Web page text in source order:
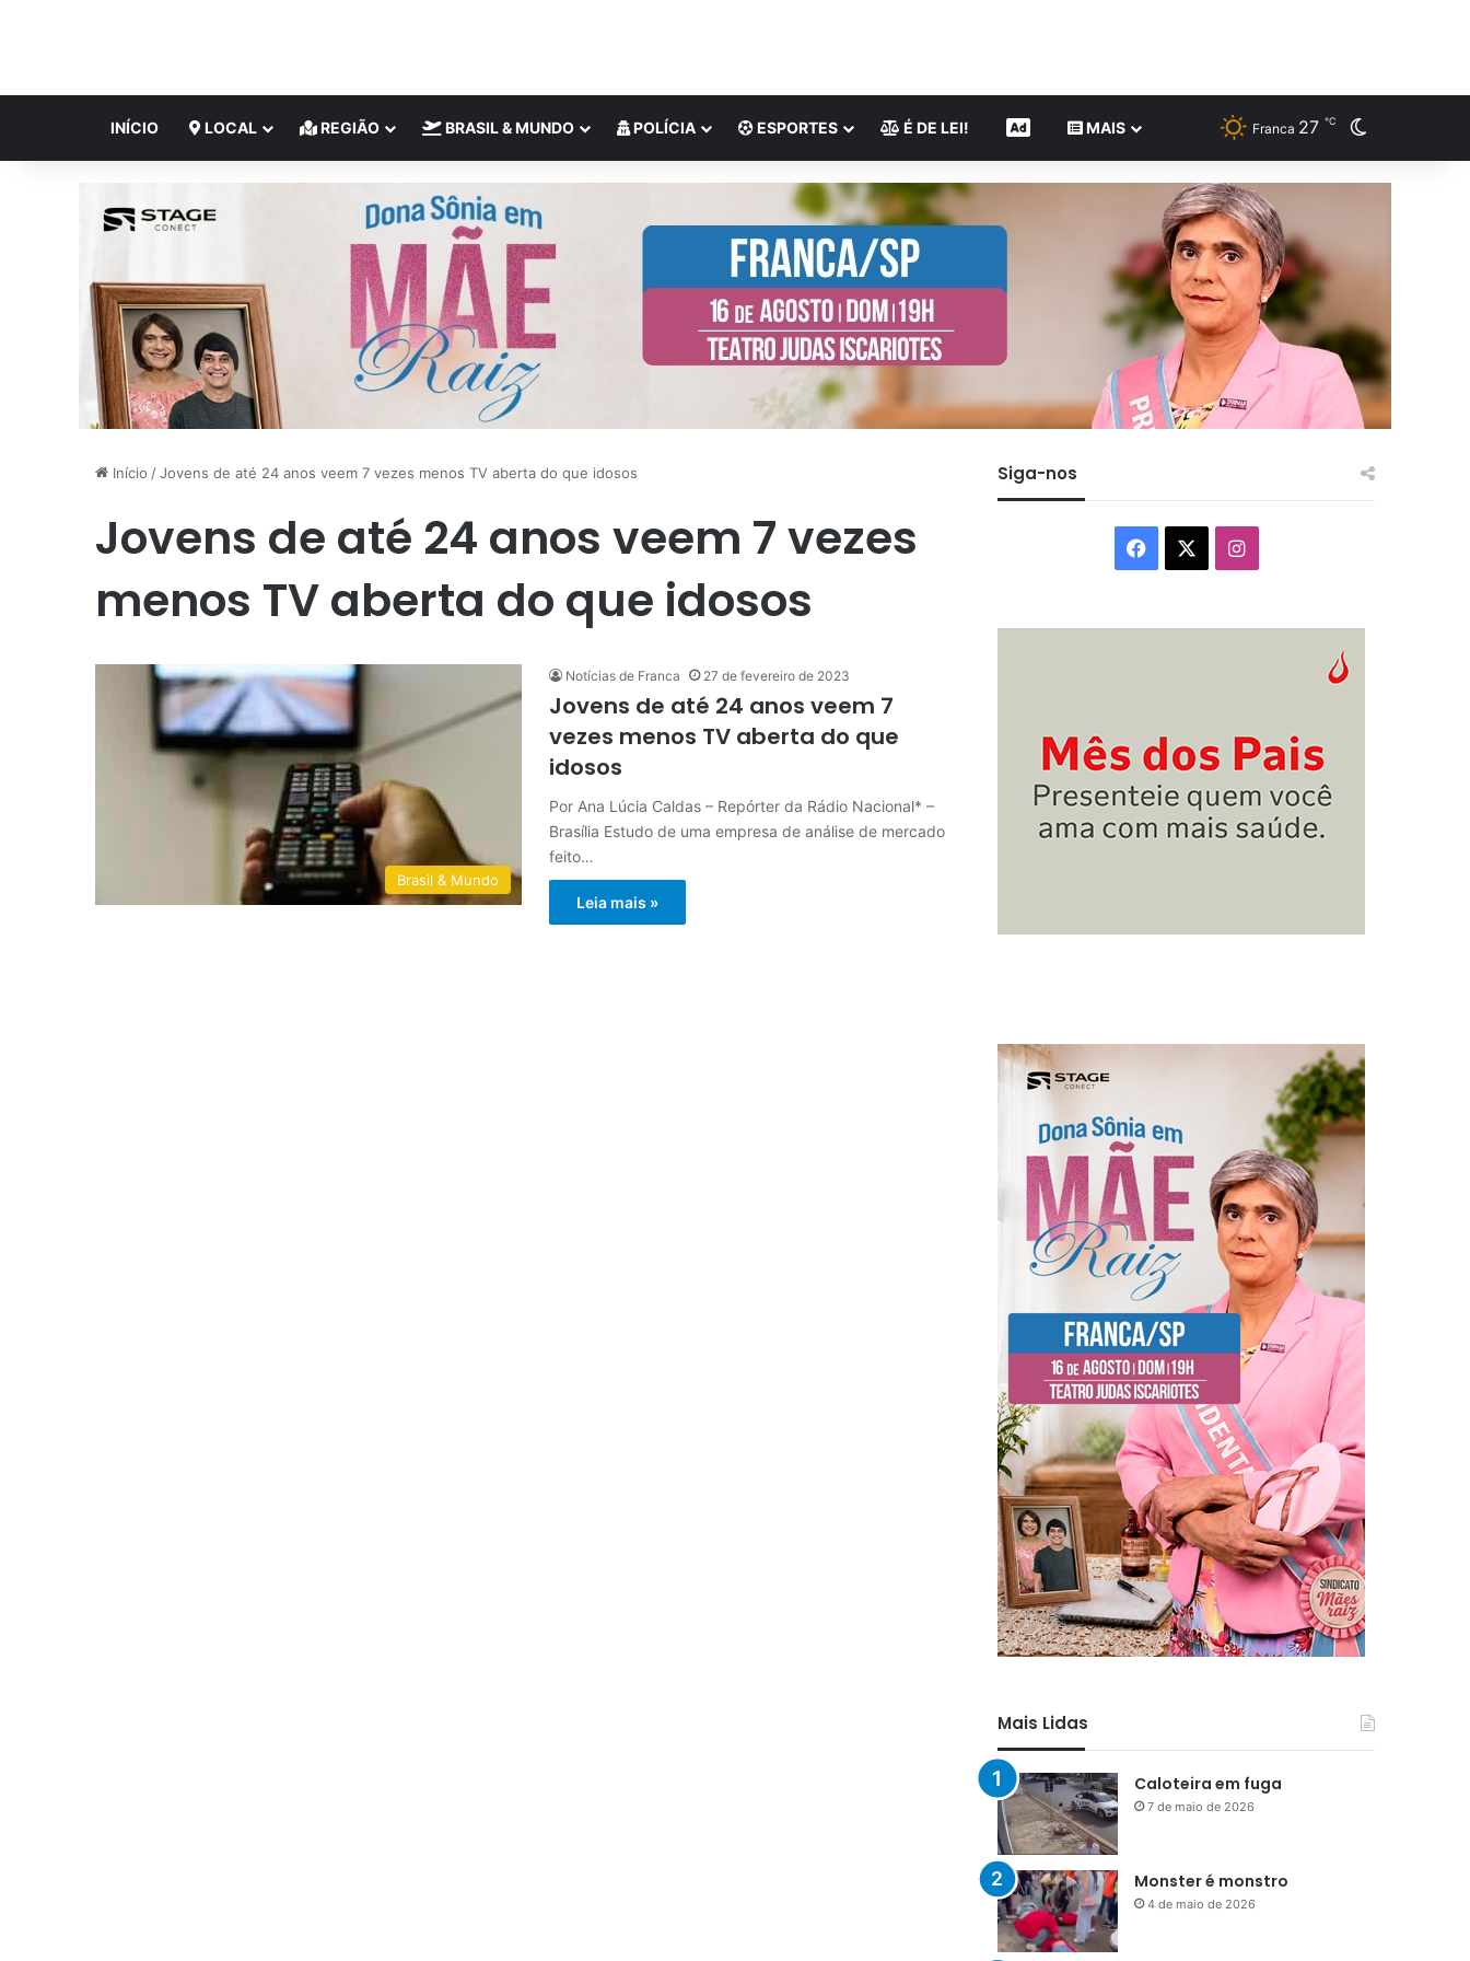
INÍCIO LOCAL REGIÃO BRASIL & MUNDO POLÍCIA ESPORTES É DE LEI! CONTEÚDO DE MARCA
MAIS Franca 27 ℃
Início /Jovens de até 24 anos veem 7 vezes menos TV aberta do que idosos
Jovens de até 24 anos veem 7 vezes
menos TV aberta do que idosos
Brasil & Mundo
Notícias de Franca 27 de fevereiro de 2023
Jovens de até 24 anos veem 7
vezes menos TV aberta do que
idosos
Por Ana Lúcia Caldas – Repórter da Rádio Nacional* –
Brasília Estudo de uma empresa de análise de mercado
feito…
Leia mais »
Siga-nos
Facebook Instagram
Mais Lidas
Caloteira em fuga
7 de maio de 2026
Monster é monstro
4 de maio de 2026